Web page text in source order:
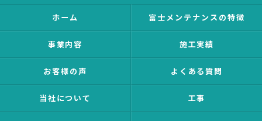
ホーム 富士メンテナンスの特徴
事業内容 施工実績
お客様の声 よくある質問
当社について 工事